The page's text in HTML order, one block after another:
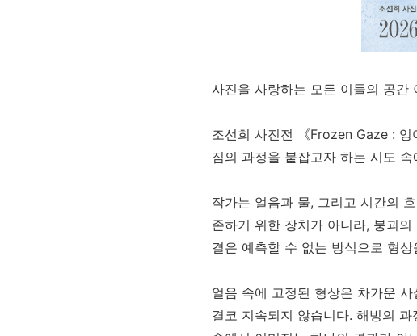
사진을 사랑하는 모든 이들의 공간
조선희 사진전 《Frozen Gaze :
짐의 과정을 붙잡고자 하는 시도
작가는 얼음과 물, 그리고 시간의
존하기 위한 장치가 아니라, 붕괴
결은 예측할 수 없는 방식으로 형
얼음 속에 고정된 형상은 차가운
결코 지속되지 않습니다. 해빙의